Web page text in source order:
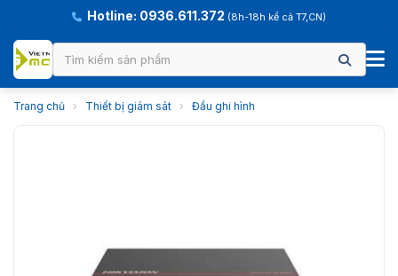
Hotline: 0936.611.372 (8h-18h kể cả T7,CN)
Trang chủ › Thiết bị giám sát › Đầu ghi hình